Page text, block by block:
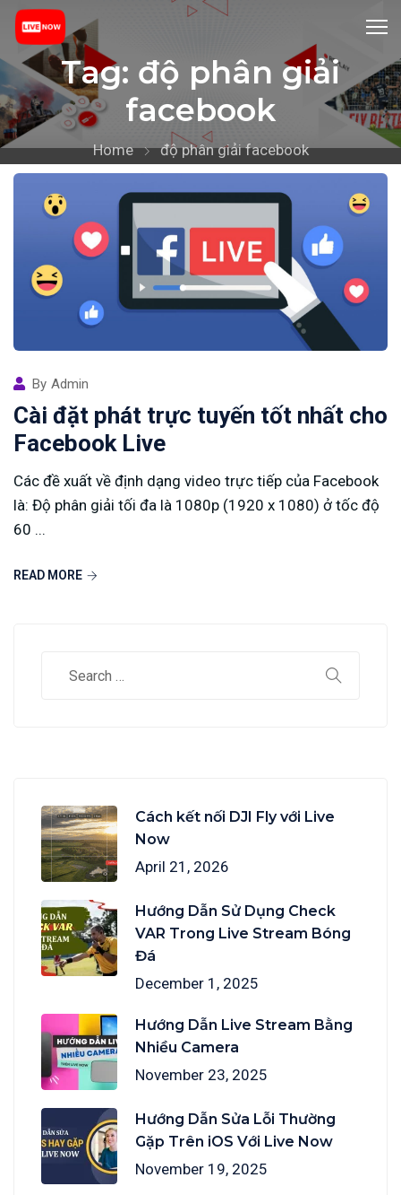
Tag: độ phân giải
facebook
Home độ phân giải facebook
By Admin
Cài đặt phát trực tuyến tốt nhất cho
Facebook Live
Các đề xuất về định dạng video trực tiếp của Facebook
là: Độ phân giải tối đa là 1080p (1920 x 1080) ở tốc độ
60 ...
READ MORE
Cách kết nối DJI Fly với Live
Now
April 21, 2026
Hướng Dẫn Sử Dụng Check
VAR Trong Live Stream Bóng
Đá
December 1, 2025
Hướng Dẫn Live Stream Bằng
Nhiều Camera
November 23, 2025
Hướng Dẫn Sửa Lỗi Thường
Gặp Trên iOS Với Live Now
November 19, 2025